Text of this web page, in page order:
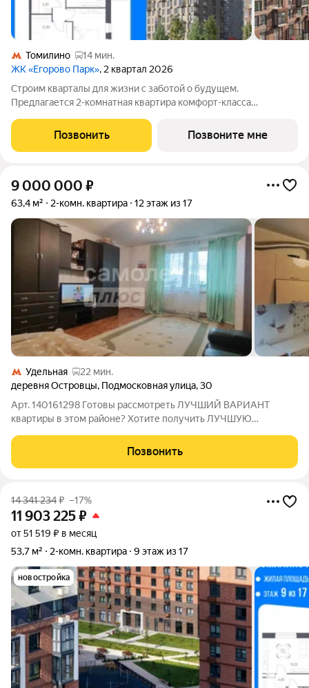
Томилино
14 мин.
ЖК «Егорово Парк», 2 квартал 2026
Строим кварталы для жизни с заботой о будущем.
Предлагается 2-комнатная квартира комфорт-класса
в жилом комплексе "Егорово Парк".Квартиры комплекса на
выбор: могут быть как с отделкой,
Позвонить Позвоните мне
9 000 000 ₽
63,4 м² 2-комн. квартира 12 этаж из 17
Удельная
22 мин.
деревня Островцы, Подмосковная улица,30
Арт. 140161298 Готовы рассмотреть ЛУЧШИЙ ВАРИАНТ
квартиры в этом районе? Хотите получить ЛУЧШУЮ
ГАРАНТИЕЙ БЕЗОПАСНОСТИ? Тогда эта КВАРТИРА ДЛЯ ВАС!
Двух комнатная квартира, расположенная по адресу:
Позвонить
14 341 234₽ –17%
11 903 225₽
от 51 519 ₽ в месяц
53,7 м²
2-комн. квартира 9 этаж из 17
новостройка